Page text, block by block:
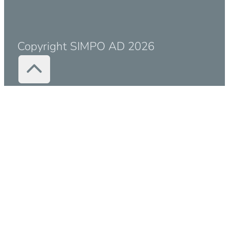
Copyright SIMPO AD 2026